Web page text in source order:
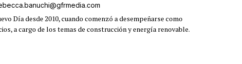
Día desde 2010, cuando comenzó a desempeñarse como
a cargo de los temas de construcción y energía renovable.